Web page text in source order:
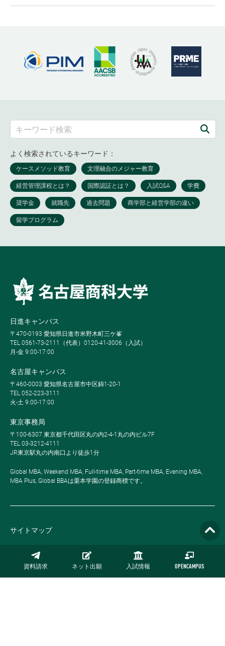
資料請求 ネット出願 入試情報 OPENCAMPUS
よく検索されているキーワード：
日進キャンパス
〒470-0193 愛知県日進市米野木町三ケ峯
TEL 0561-73-2111（代表）0120-41-3006（入試）
月-金 9:00-17:00
名古屋キャンパス
〒460-0003 愛知県名古屋市中区錦1-20-1
TEL 052-223-3111
火-土 9:00-17:00
東京事務局
〒100-6307 東京都千代田区丸の内2-4-1丸の内ビル7F
TEL 03-3212-4111
JR東京駅丸の内南口より徒歩1分
Global MBA, Weekend MBA, Full-time MBA, Part-time MBA, Evening MBA,
MBA Plus, Global BBAは栗本学園の登録商標です。
サイトマップ
プライバシーポリシー